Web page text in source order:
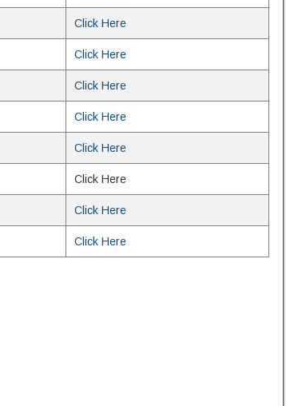
Click Here
Click Here
Click Here
Click Here
Click Here
Click Here
Click Here
Click Here